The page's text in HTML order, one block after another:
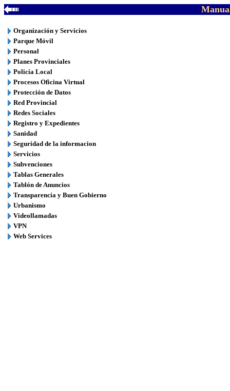
Organización y Servicios
Parque Móvil
Personal
Planes Provinciales
Policía Local
Procesos Oficina Virtual
Protección de Datos
Red Provincial
Redes Sociales
Registro y Expedientes
Sanidad
Seguridad de la informacion
Servicios
Subvenciones
Tablas Generales
Tablón de Anuncios
Transparencia y Buen Gobierno
Urbanismo
Videollamadas
VPN
Web Services